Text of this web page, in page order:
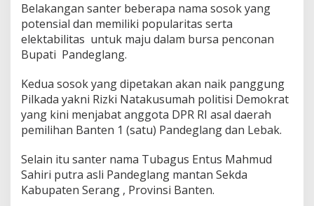
Belakangan santer beberapa nama sosok yang
potensial dan memiliki popularitas serta
elektabilitas untuk maju dalam bursa penconan
Bupati Pandeglang.
Kedua sosok yang dipetakan akan naik panggung
Pilkada yakni Rizki Natakusumah politisi Demokrat
yang kini menjabat anggota DPR RI asal daerah
pemilihan Banten 1 (satu) Pandeglang dan Lebak.
Selain itu santer nama Tubagus Entus Mahmud
Sahiri putra asli Pandeglang mantan Sekda
Kabupaten Serang , Provinsi Banten.